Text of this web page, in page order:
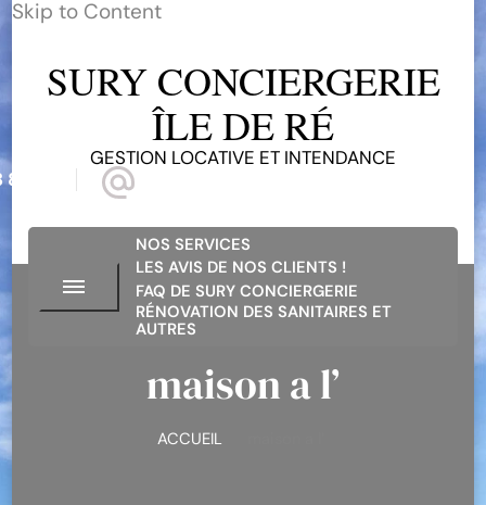
Skip to Content
SURY CONCIERGERIE
ÎLE DE RÉ
GESTION LOCATIVE ET INTENDANCE
68
NOS SERVICES
LES AVIS DE NOS CLIENTS !
FAQ DE SURY CONCIERGERIE
RÉNOVATION DES SANITAIRES ET
AUTRES
maison a l’
ACCUEIL